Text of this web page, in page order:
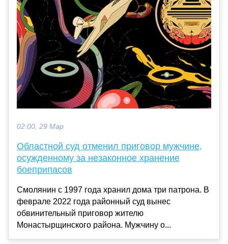
02:00, 29 Мар
Областной суд отменил приговор мужчине,
осужденному за незаконное хранение
боеприпасов
Смолянин с 1997 года хранил дома три патрона. В
феврале 2022 года районный суд вынес
обвинительный приговор жителю
Монастырщинского района. Мужчину о...